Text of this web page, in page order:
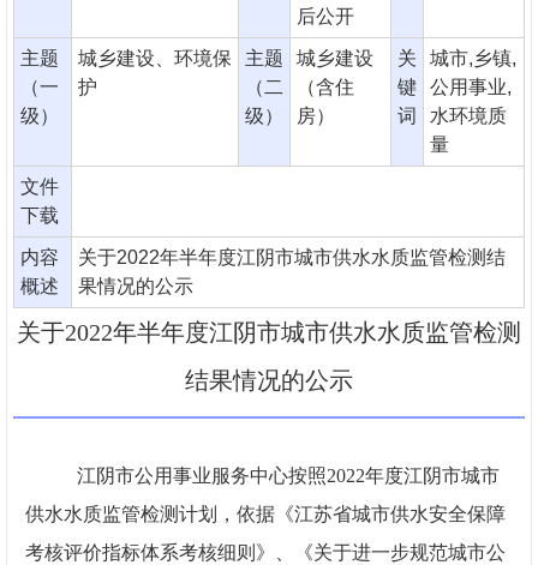
后公开
主题
（一
级）
城乡建设、环境保
护
主题
（二
级）
城乡建设
（含住
房）
关
键
词
城市,乡镇,
公用事业,
水环境质
量
文件
下载
内容
概述
关于2022年半年度江阴市城市供水水质监管检测结
果情况的公示
关于2022年半年度江阴市城市供水水质监管检测
结果情况的公示
江阴市公用事业服务中心按照2022年度江阴市城市
供水水质监管检测计划，依据《江苏省城市供水安全保障
考核评价指标体系考核细则》、《关于进一步规范城市公